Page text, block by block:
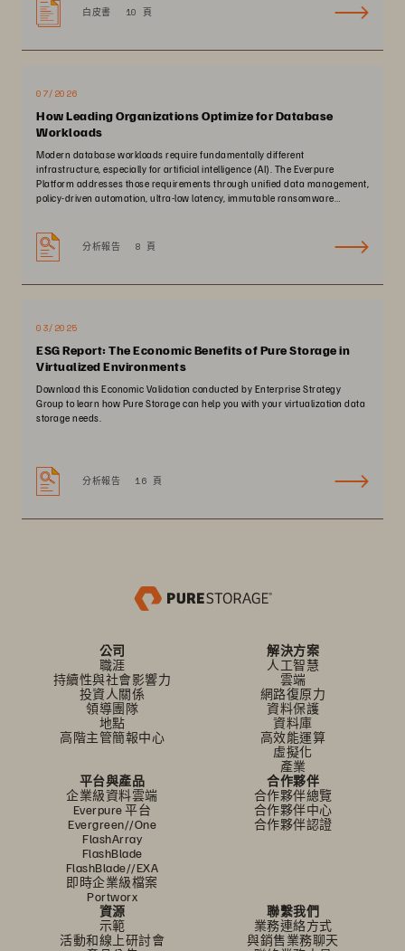
白皮書 10 頁
07/2026
How Leading Organizations Optimize for Database
Workloads
Modern database workloads require fundamentally different
infrastructure, especially for artificial intelligence (AI). The Everpure
Platform addresses those requirements through unified data management,
policy-driven automation, ultra-low latency, immutable ransomware
分析報告 8 頁
03/2025
ESG Report: The Economic Benefits of Pure Storage in
Virtualized Environments
Download this Economic Validation conducted by Enterprise Strategy
Group to learn how Pure Storage can help you with your virtualization data
storage needs.
分析報告 16 頁
公司
職涯
持續性與社會影響力
投資人關係
領導團隊
地點
高階主管簡報中心
解決方案
人工智慧
雲端
網路復原力
資料保護
資料庫
高效能運算
虛擬化
產業
平台與產品
企業級資料雲端
Everpure 平台
Evergreen//One
FlashArray
FlashBlade
FlashBlade//EXA
即時企業級檔案
Portworx
合作夥伴
合作夥伴總覽
合作夥伴中心
合作夥伴認證
資源
示範
活動和線上研討會
聯繫我們
業務連絡方式
與銷售業務聊天